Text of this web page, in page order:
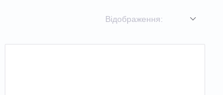
Відображення: